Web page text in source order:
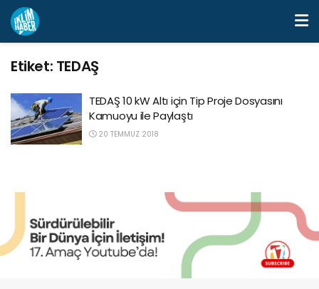
Etiket: TEDAŞ
TEDAŞ 10 kW Altı için Tip Proje Dosyasını
Kamuoyu ile Paylaştı
20 TEMMUZ 2018